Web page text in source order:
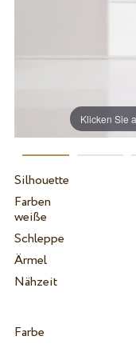
Klicken Sie
Silhouette
Farben
weiße
Schleppe
Ärmel
Nähzeit
Farbe